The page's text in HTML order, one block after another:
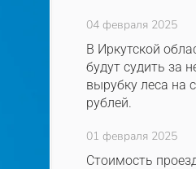
04 февраля 2025
В Иркутской
будут судить за
вырубку леса на
рублей.
01 февраля 2025
Стоимость